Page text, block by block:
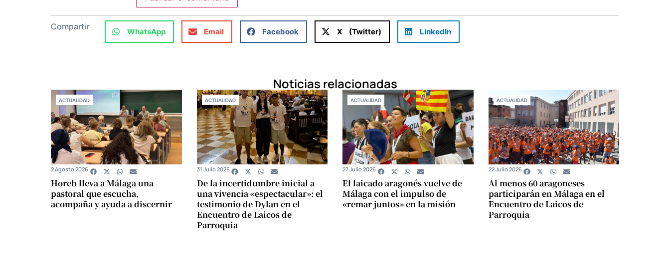
Compartir WhatsApp Email Facebook X (Twitter) LinkedIn
Noticias relacionadas
ACTUALIDAD
Horeb lleva a Málaga una
pastoral que escucha,
acompaña y ayuda a discernir
2 Agosto 2026
ACTUALIDAD
De la incertidumbre inicial a
una vivencia «espectacular»: el
testimonio de Dylan en el
Encuentro de Laicos de
Parroquia
31 Julio 2026
ACTUALIDAD
El laicado aragonés vuelve de
Málaga con el impulso de
«remar juntos» en la misión
27 Julio 2026
ACTUALIDAD
Al menos 60 aragoneses
participarán en Málaga en el
Encuentro de Laicos de
Parroquia
22 Julio 2026